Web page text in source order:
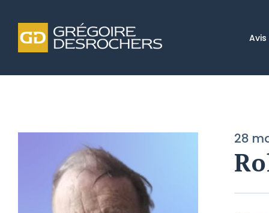
28